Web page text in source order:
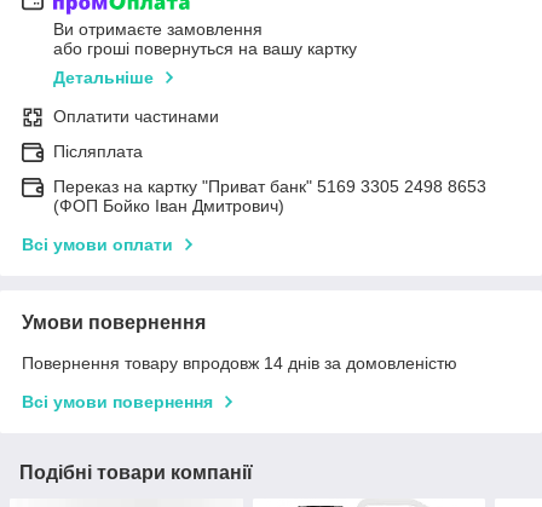
Ви отримаєте замовлення
або гроші повернуться на вашу картку
Детальніше
Оплатити частинами
Післяплата
Переказ на картку "Приват банк" 5169 3305 2498 8653
(ФОП Бойко Іван Дмитрович)
Всі умови оплати
Умови повернення
Повернення товару впродовж 14 днів за домовленістю
Всі умови повернення
Подібні товари компанії